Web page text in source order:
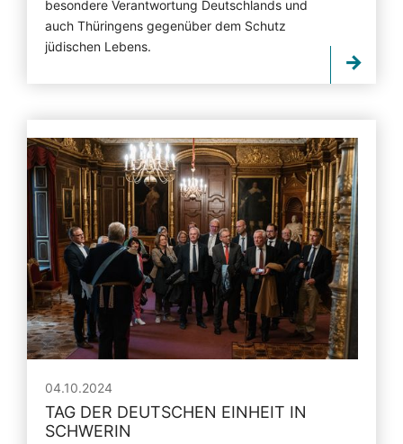
besondere Verantwortung Deutschlands und
auch Thüringens gegenüber dem Schutz
jüdischen Lebens.
04.10.2024
TAG DER DEUTSCHEN EINHEIT IN
SCHWERIN